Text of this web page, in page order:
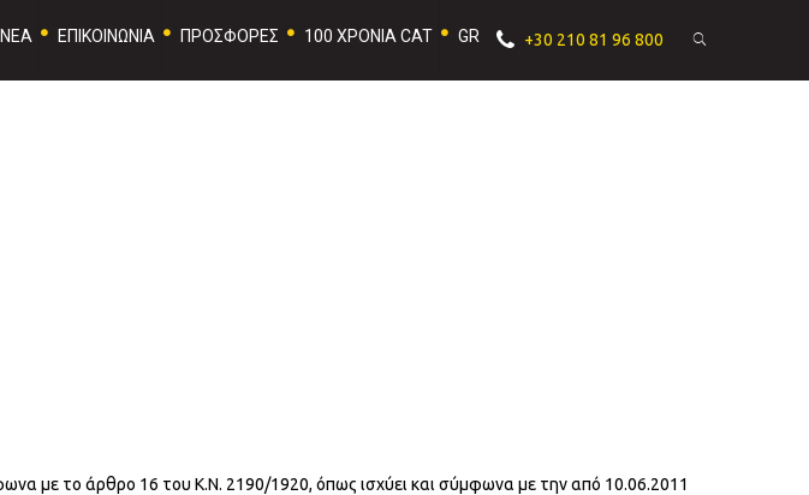
ΝΕΑ ΕΠΙΚΟΙΝΩΝΙΑ ΠΡΟΣΦΟΡΕΣ 100 ΧΡΟΝΙΑ CAT GR +30 210 81 96 800
με το άρθρο 16 του Κ.Ν. 2190/1920, όπως ισχύει και σύμφωνα με την από 10.06.2011